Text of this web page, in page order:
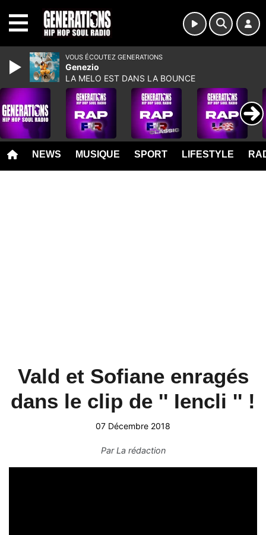
NEWS MUSIQUE SPORT LIFESTYLE
Vald et Sofiane enragés
dans le clip de '' Iencli '' !
07 Décembre 2018
ParLa rédaction
VOUS ÉCOUTEZ GENERATIONS
Genezio
LA MELO EST DANS LA BOUNCE